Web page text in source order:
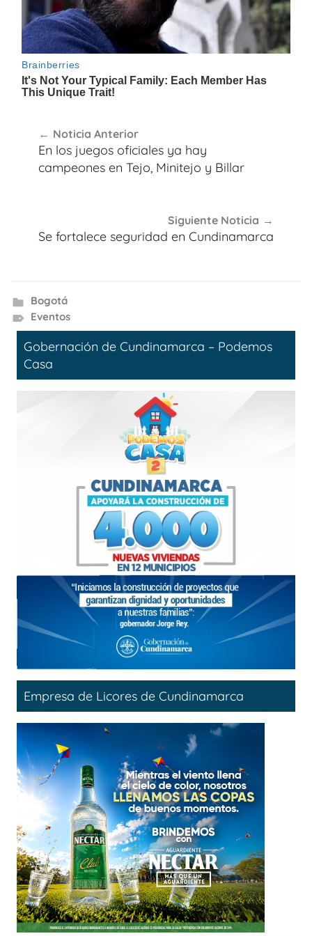
de
entradas
Noticia Anterior
En los juegos oficiales ya hay
campeones en Tejo, Minitejo y Billar
Siguiente Noticia
Se fortalece seguridad en Cundinamarca
Bogotá
Eventos
Gobernación de Cundinamarca – Podemos
Casa
Empresa de Licores de Cundinamarca